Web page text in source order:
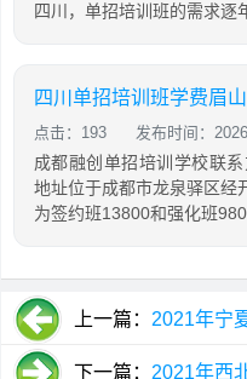
四川，单招培训班的需求逐
四川单招培训班学费眉
点击：193 发布时间：
成都融创单招培训学校联
地址位于成都市龙泉驿区经
为签约班13800和强化班
上一篇： 2021年宁
下一篇： 2021年西